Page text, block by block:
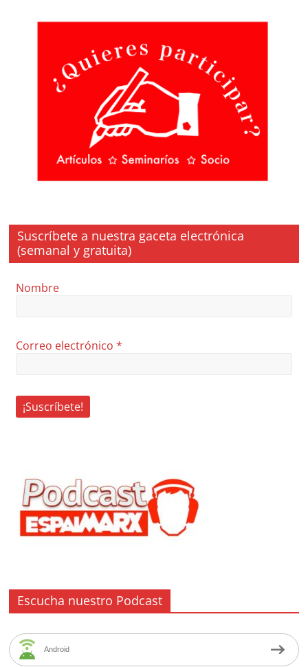
Suscríbete a nuestra gaceta electrónica
(semanal y gratuita)
Nombre
Correo electrónico*
Escucha nuestro Podcast
Android